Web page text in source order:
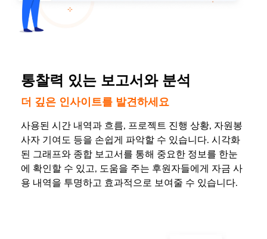
통찰력 있는 보고서와 분석
더 깊은 인사이트를 발견하세요
사용된 시간 내역과 흐름, 프로젝트 진행 상황, 자원봉
사자 기여도 등을 손쉽게 파악할 수 있습니다. 시각화
된 그래프와 종합 보고서를 통해 중요한 정보를 한눈
에 확인할 수 있고, 도움을 주는 후원자들에게 자금 사
용 내역을 투명하고 효과적으로 보여줄 수 있습니다.